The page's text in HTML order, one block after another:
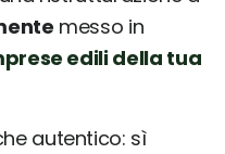
messo in
edili della tua
autentico: sì